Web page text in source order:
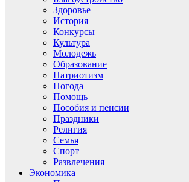
Здоровье
История
Конкурсы
Культура
Молодежь
Образование
Патриотизм
Погода
Помощь
Пособия и пенсии
Праздники
Религия
Семья
Спорт
Развлечения
Экономика